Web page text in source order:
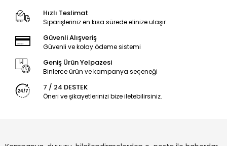
Hızlı Teslimat
Siparişleriniz en kısa sürede elinize ulaşır.
Güvenli Alışveriş
Güvenli ve kolay ödeme sistemi
Geniş Ürün Yelpazesi
Binlerce ürün ve kampanya seçeneği
7 / 24 DESTEK
Öneri ve şikayetlerinizi bize iletebilirsiniz.